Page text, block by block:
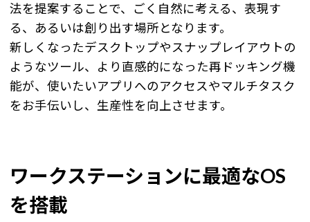
法を提案することで、ごく自然に考える、表現す
る、あるいは創り出す場所となります。
新しくなったデスクトップやスナップレイアウトの
ようなツール、より直感的になった再ドッキング機
能が、使いたいアプリへのアクセスやマルチタスク
をお手伝いし、生産性を向上させます。
ワークステーションに最適なOS
を搭載